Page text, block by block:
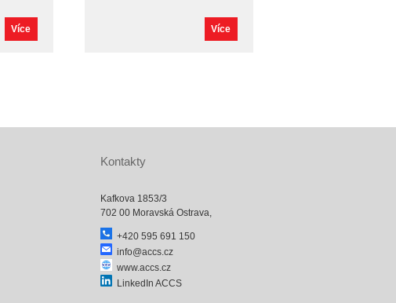
Více Více
Kontakty
Kafkova 1853/3
702 00 Moravská Ostrava,
+420 595 691 150
info@accs.cz
www.accs.cz
LinkedIn ACCS